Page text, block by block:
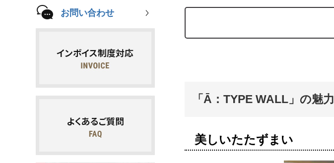
お問い合わせ
「Ā：TYPE WALL」の魅力
美しいたたずまい